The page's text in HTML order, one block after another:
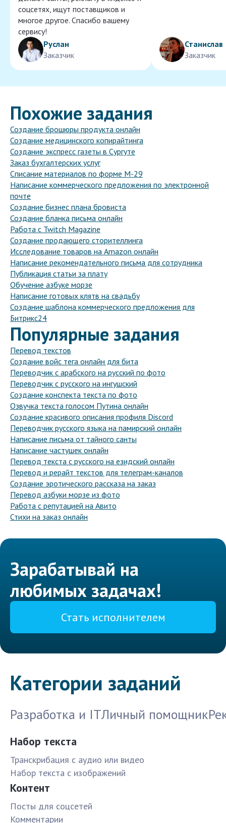
соцсетях, ищут поставщиков и
многое другое. Спасибо вашему
сервису!
Руслан
Заказчик
Станислав
Заказчик
Похожие задания
Создание брошюры продукта онлайн
Создание медицинского копирайтинга
Создание экспресс газеты в Сургуте
Заказ бухгалтерских услуг
Списание материалов по форме М-29
Написание коммерческого предложения по электронной
почте
Создание бизнес плана бровиста
Создание бланка письма онлайн
Работа с Twitch Magazine
Создание продающего сторителлинга
Исследование товаров на Amazon онлайн
Написание рекомендательного письма для сотрудника
Публикация статьи за плату
Обучение азбуке морзе
Написание готовых клятв на свадьбу
Создание шаблона коммерческого предложения для
Битрикс24
Популярные задания
Перевод текстов
Создание войс тега онлайн для бита
Переводчик с арабского на русский по фото
Переводчик с русского на ингушский
Создание конспекта текста по фото
Озвучка текста голосом Путина онлайн
Создание красивого описания профиля Discord
Переводчик русского языка на памирский онлайн
Написание письма от тайного санты
Написание частушек онлайн
Перевод текста с русского на езидский онлайн
Перевод и рерайт текстов для телеграм-каналов
Создание эротического рассказа на заказ
Перевод азбуки морзе из фото
Работа с репутацией на Авито
Стихи на заказ онлайн
Зарабатывай на
любимых задачах!
Стать исполнителем
Категории заданий
Разработка и ITЛичный помощник
Набор текста
Транскрибация с аудио или видео
Набор текста с изображений
Контент
Посты для соцсетей
Комментарии